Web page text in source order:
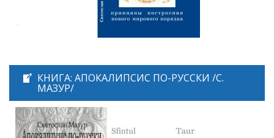
КНИГА: АПОКАЛИПСИС ПО-РУССКИ /С.
МАЗУР/